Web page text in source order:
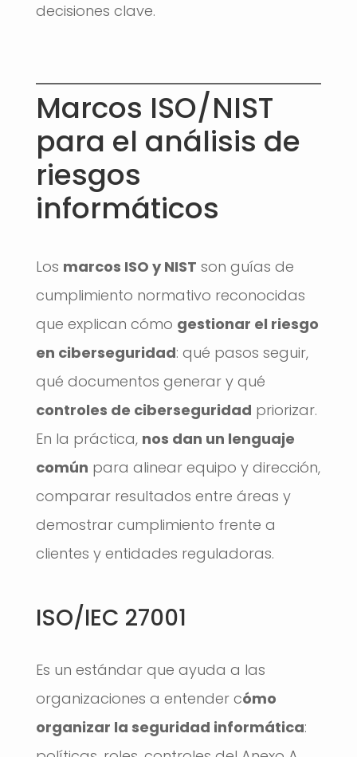
decisiones clave.
Marcos ISO/NIST
para el análisis de
riesgos
informáticos
Los marcos ISO y NIST son guías de
cumplimiento normativo reconocidas
que explican cómo gestionar el riesgo
en ciberseguridad: qué pasos seguir,
qué documentos generar y qué
controles de ciberseguridad priorizar.
En la práctica, nos dan un lenguaje
común para alinear equipo y dirección,
comparar resultados entre áreas y
demostrar cumplimiento frente a
clientes y entidades reguladoras.
ISO/IEC 27001
Es un estándar que ayuda a las
organizaciones a entender cómo
organizar la seguridad informática: